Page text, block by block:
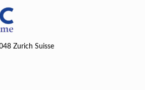
Zurich Suisse